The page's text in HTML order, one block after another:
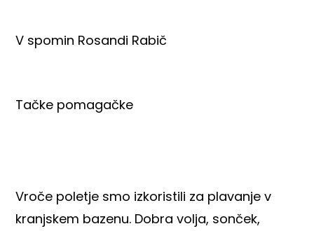
V spomin Rosandi Rabič
Tačke pomagačke
Vroče poletje smo izkoristili za plavanje v
kranjskem bazenu. Dobra volja, sonček,